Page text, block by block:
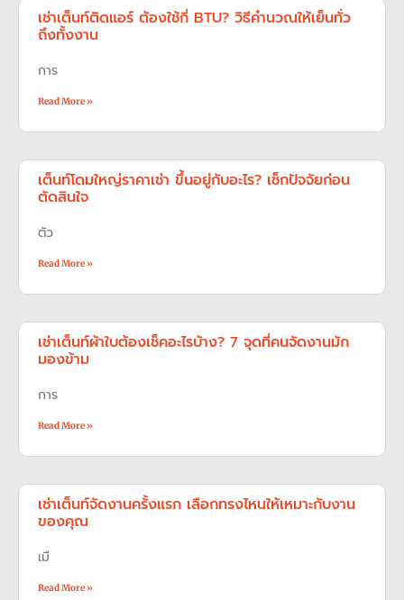
เช่าเต็นท์ติดแอร์ ต้องใช้กี่ BTU? วิธีคำนวณให้เย็นทั่ว
ถึงทั้งงาน
การ
Read More »
เต็นท์โดมใหญ่ราคาเช่า ขึ้นอยู่กับอะไร? เช็กปัจจัยก่อน
ตัดสินใจ
ตัว
Read More »
เช่าเต็นท์ผ้าใบต้องเช็คอะไรบ้าง? 7 จุดที่คนจัดงานมัก
มองข้าม
การ
Read More »
เช่าเต็นท์จัดงานครั้งแรก เลือกทรงไหนให้เหมาะกับงาน
ของคุณ
เมื
Read More »